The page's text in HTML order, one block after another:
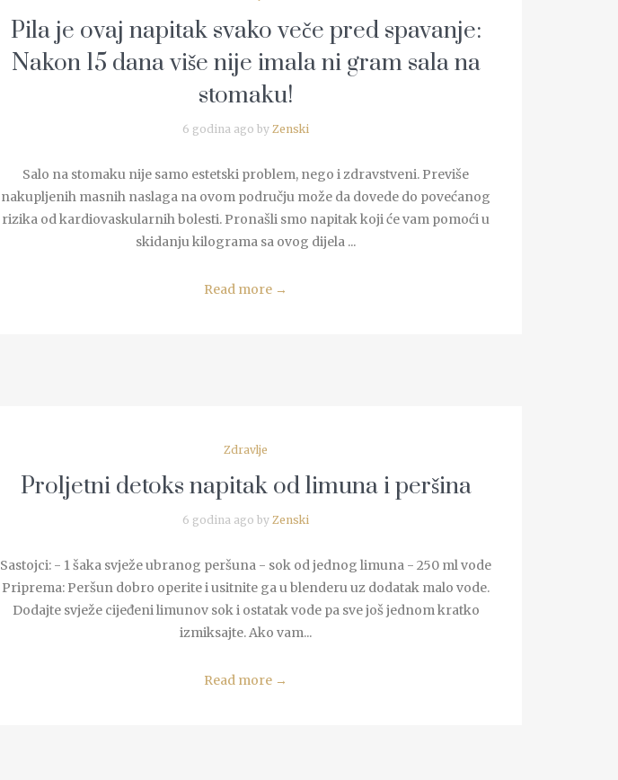
Pila je ovaj napitak svako veče pred spavanje:
Nakon 15 dana više nije imala ni gram sala na
stomaku!
6 godina ago by Zenski
Salo na stomaku nije samo estetski problem, nego i zdravstveni. Previše
nakupljenih masnih naslaga na ovom području može da dovede do povećanog
rizika od kardiovaskularnih bolesti. Pronašli smo napitak koji će vam pomoći u
skidanju kilograma sa ovog dijela ...
Read more →
Zdravlje
Proljetni detoks napitak od limuna i peršina
6 godina ago by Zenski
Sastojci: - 1 šaka svježe ubranog peršuna - sok od jednog limuna - 250 ml vode
Priprema: Peršun dobro operite i usitnite ga u blenderu uz dodatak malo vode.
Dodajte svježe cijeđeni limunov sok i ostatak vode pa sve još jednom kratko
izmiksajte. Ako vam...
Read more →